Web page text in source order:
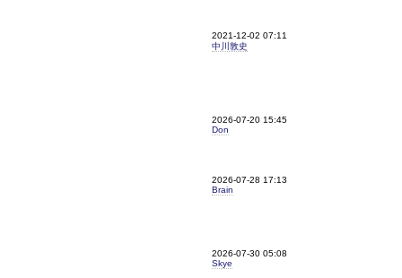
2021-12-02 07:11
中川敦史
2026-07-20 15:45
Don
2026-07-28 17:13
Brain
2026-07-30 05:08
Skye